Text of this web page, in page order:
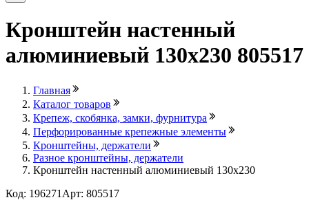
Кронштейн настенный
алюминиевый 130х230 805517
Главная
Каталог товаров
Крепеж, скобянка, замки, фурнитура
Перфорированные крепежные элементы
Кронштейны, держатели
Разное кронштейны, держатели
Кронштейн настенный алюминиевый 130х230
Код: 196271 Арт: 805517